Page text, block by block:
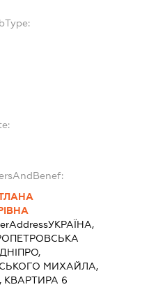
УКРАЇНА,
МИХАЙЛА,
КВАРТИРА 6